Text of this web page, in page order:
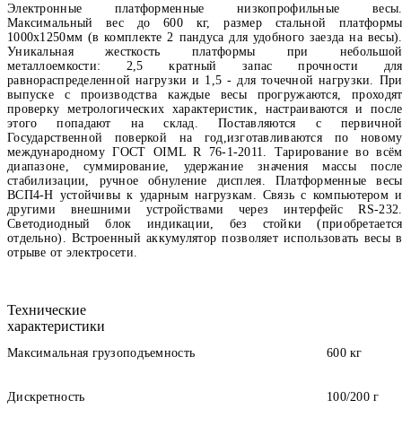
Электронные платформенные низкопрофильные весы.
Максимальный вес до 600 кг, размер стальной платформы
1000х1250мм (в комплекте 2 пандуса для удобного заезда на весы).
Уникальная жесткость платформы при небольшой
металлоемкости: 2,5 кратный запас прочности для
равнораспределенной нагрузки и 1,5 - для точечной нагрузки. При
выпуске с производства каждые весы прогружаются, проходят
проверку метрологических характеристик, настраиваются и после
этого попадают на склад. Поставляются с первичной
Государственной поверкой на год,изготавливаются по новому
международному ГОСТ OIML R 76-1-2011. Тарирование во всём
диапазоне, суммирование, удержание значения массы после
стабилизации, ручное обнуление дисплея. Платформенные весы
ВСП4-Н устойчивы к ударным нагрузкам. Связь с компьютером и
другими внешними устройствами через интерфейс RS-232.
Светодиодный блок индикации, без стойки (приобретается
отдельно). Встроенный аккумулятор позволяет использовать весы в
отрыве от электросети.
Технические
характеристики
Максимальная грузоподъемность 600 кг
Дискретность 100/200 г